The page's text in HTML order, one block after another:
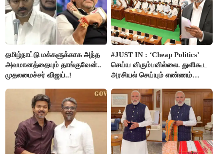
தமிழ்நாட்டு மக்களுக்காக அந்த
அவமானத்தையும் தாங்குவேன்..
முதலமைச்சர் விஜய்..!
#JUST IN : ‘Cheap Politics’
செய்ய விரும்பவில்லை. துளிகூட
அரசியல் செய்யும் எண்ணம்
விஜய் பதில்!